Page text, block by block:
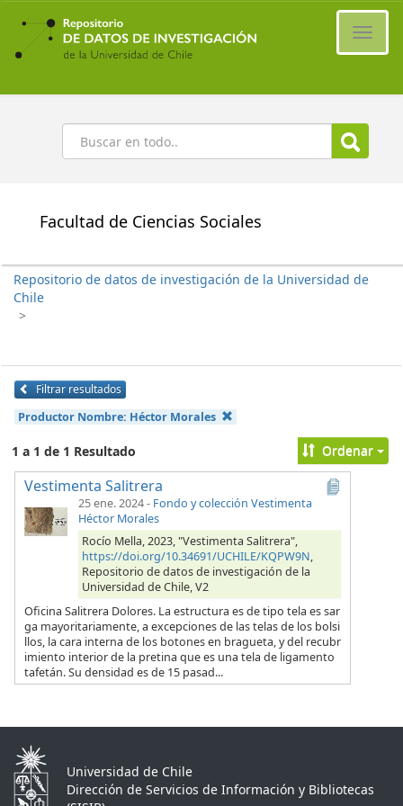
Ir
contenido
principal
Buscar
Facultad de Ciencias Sociales
Repositorio de datos de investigación de la Universidad de
Chile
>
Filtrar resultados
Productor Nombre: Héctor Morales
1 a 1 de 1 Resultado Ordenar
Vestimenta Salitrera
25 ene. 2024- Fondo y colección Vestimenta
Héctor Morales
Rocío Mella, 2023, "Vestimenta Salitrera",
https://doi.org/10.34691/UCHILE/KQPW9N,
Repositorio de datos de investigación de la
Universidad de Chile, V2
Oficina Salitrera Dolores. La estructura es de tipo tela es sar
ga mayoritariamente, a excepciones de las telas de los bolsi
llos, la cara interna de los botones en bragueta, y del recubr
imiento interior de la pretina que es una tela de ligamento
tafetán. Su densidad es de 15 pasad...
Universidad de Chile
Dirección de Servicios de Información y Bibliotecas